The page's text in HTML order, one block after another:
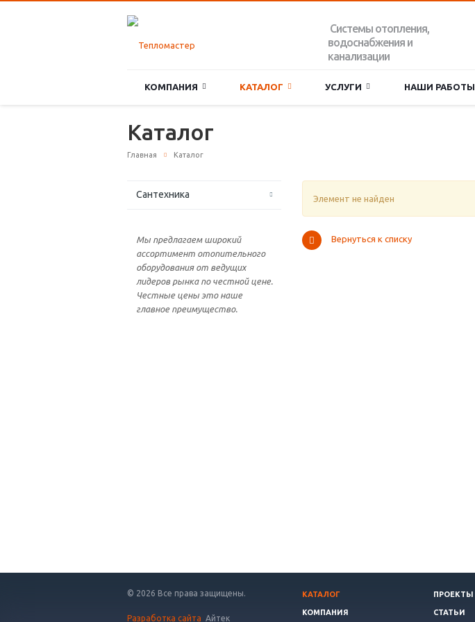
Системы отопления,
водоснабжения и
канализации
КОМПАНИЯ КАТАЛОГ УСЛУГИ НАШИ РАБОТЫ
Каталог
Главная Каталог
Сантехника
Мы предлагаем широкий
ассортимент отопительного
оборудования от ведущих
лидеров рынка по честной цене.
Честные цены это наше
главное преимущество.
Элемент не найден
Вернуться к списку
© 2026 Все права защищены.
Разработка сайта Айтек
КАТАЛОГ ПРОЕКТЫ
КОМПАНИЯ СТАТЬИ